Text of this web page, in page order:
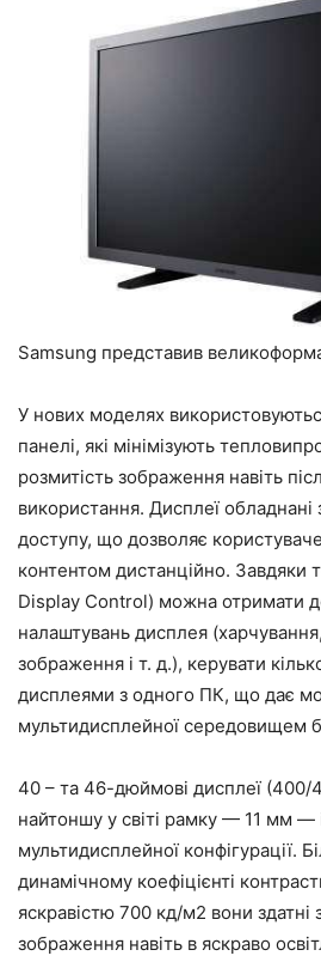
Samsung представив
У нових моделях
панелі, які мінімізують
розмитість зображення навіть
використання. Дисплеї обладнані
доступу, що дозволяє
контентом дистанційно. Завдяки
Display Control) можна отримати
налаштувань дисплея
зображення і т. д.), керувати
дисплеями з одного ПК, що дає
мультидисплейної середовищем
40 – та 46-дюймові дисплеї (400/
найтоншу у світі рамку — 11 мм —
мультидисплейної конфігурації.
динамічному коефіцієнті
яскравістю 700 кд/м2 вони здатні
зображення навіть в яскраво